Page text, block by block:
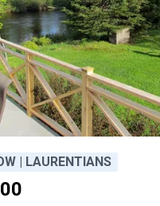
| LAURENTIANS